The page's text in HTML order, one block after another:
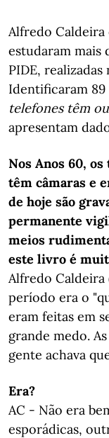
Alfredo
estudaram mais
PIDE,
Identificaram 89
telefones têm
apresentam
Nos Anos 60,
têm câmaras e
de hoje são
permanente
meios
este livro é
Alfredo Caldeira
período era o
eram feitas em
grande medo.
gente achava
Era?
AC - Não era
esporádicas,